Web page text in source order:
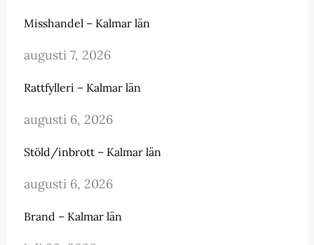
Misshandel – Kalmar län
augusti 7, 2026
Rattfylleri – Kalmar län
augusti 6, 2026
Stöld/inbrott – Kalmar län
augusti 6, 2026
Brand – Kalmar län